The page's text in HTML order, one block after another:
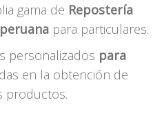
gama de Repostería
para particulares.
personalizados para
en la obtención de
productos.